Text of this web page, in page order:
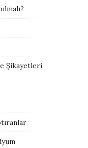
Şikayetleri